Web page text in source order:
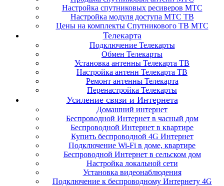
Настройка спутниковых ресиверов МТС
Настройка модуля доступа МТС ТВ
Цены на комплекты Спутникового ТВ МТС
Телекарта
Подключение Телекарты
Обмен Телекарты
Установка антенны Телекарта ТВ
Настройка антенн Телекарта ТВ
Ремонт антенны Телекарта
Перенастройка Телекарты
Усиление связи и Интернета
Домашний интернет
Беспроводной Интернет в часный дом
Беспроводной Интернет в квартире
Купить беспроводной 4G Интернет
Подключение Wi-Fi в доме, квартире
Беспроводной Интернет в сельском дом
Настройка локальной сети
Установка видеонаблюдения
Подключение к беспроводному Интернету 4G